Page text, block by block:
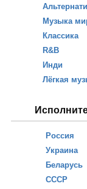
Музыка
Классика
R&B
Инди
Лёгкая
Россия
Украина
Беларусь
СССР